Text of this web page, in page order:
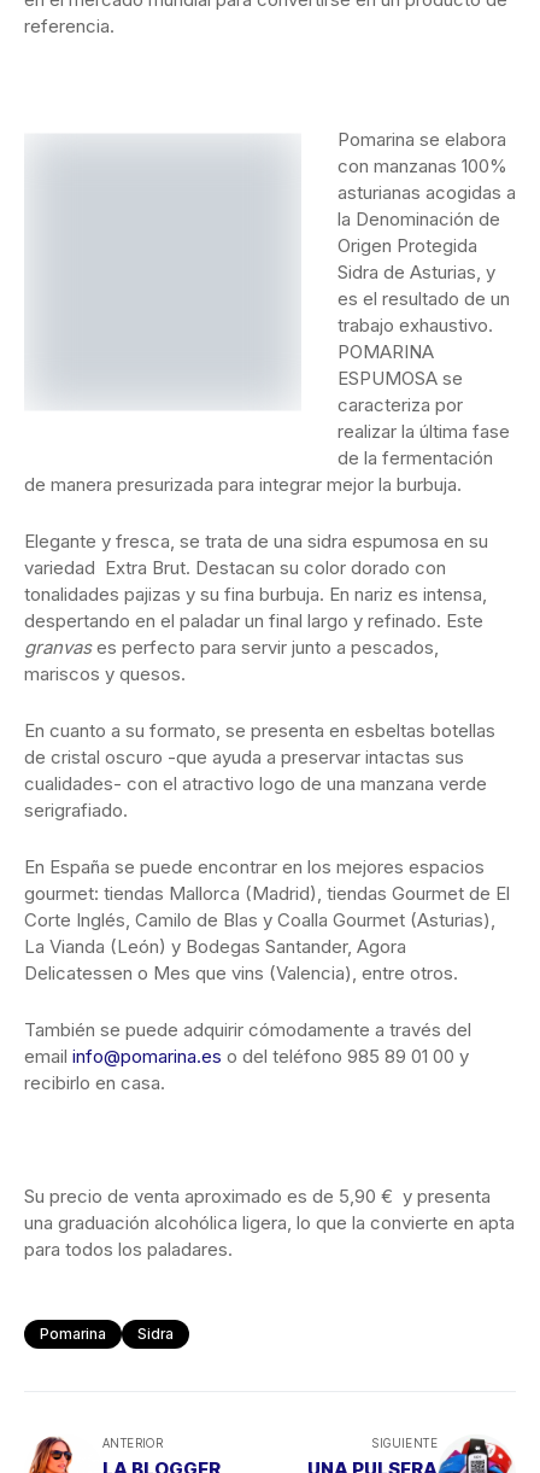
referencia.
Pomarina se elabora
con manzanas 100%
asturianas acogidas a la Denominación de Origen Protegida
Sidra de Asturias, y es el resultado de un trabajo
exhaustivo. POMARINA ESPUMOSA se caracteriza por
realizar la última fase de la fermentación de manera
presurizada para integrar mejor la burbuja.
Elegante y fresca, se trata de una sidra espumosa en su
variedad Extra Brut. Destacan su color dorado con
tonalidades pajizas y su fina burbuja. En nariz es intensa,
despertando en el paladar un final largo y refinado. Este
es perfecto para servir junto a pescados,
mariscos y quesos.
En cuanto a su formato, se presenta en esbeltas botellas
de cristal oscuro -que ayuda a preservar intactas sus
cualidades- con el atractivo logo de una manzana verde
serigrafiado.
En España se puede encontrar en los mejores espacios
Corte Inglés, Camilo de Blas y Coalla Gourmet (Asturias),
La Vianda (León) y Bodegas Santander, Agora
Delicatessen o Mes que vins (Valencia), entre otros.
emailinfo@pomarina.eso del teléfono 985 89 01 00 y
recibirlo en casa.
una graduación alcohólica ligera, lo que la convierte en apta
para todos los paladares.
ANTERIOR
CAROL CELICO,
EMBAJADORA DE